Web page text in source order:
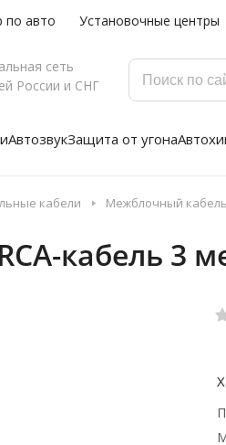
по авто Установочные центры
сеть
России и СНГ
АвтозвукЗащита от угона
кабели Межблочный кабель
кабель 3